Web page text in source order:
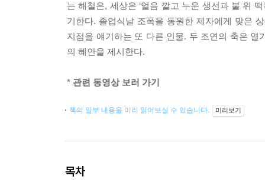
는 해철은, 세상은 ‘얼음 깔고 누운 생선과 불 위
기한다. 졸업식날 조폭을 동원한 제자에게 맞은
지점을 얘기하는 또 다른 인물. 두 조연의 축은
의 혜안을 제시한다.
* 관련 동영상 보러 가기
책의 일부 내용을 미리 읽어보실 수 있습니다. 미리보기
목차